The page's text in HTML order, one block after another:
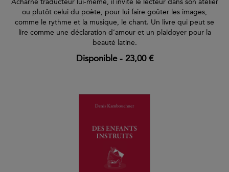
Acharné traducteur lui-même, il invite le lecteur dans son atelier
ou plutôt celui du poète, pour lui faire goûter les images,
comme le rythme et la musique, le chant. Un livre qui peut se
lire comme une déclaration d’amour et un plaidoyer pour la
beauté latine.
Disponible- 23,00 €